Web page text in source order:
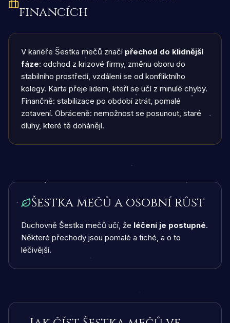
financích
V kariéře Šestka mečů značí přechod do klidnější
fáze: odchod z krizové firmy, změnu oboru do
stabilního prostředí, vzdálení se od konfliktního
kolegy. Karta přeje lidem, kteří se učí z minulé chyby.
Finančně: stabilizace po období ztrát, pomalé
zotavení. Obráceně: nemožnost se posunout, staré
dluhy, které tě dohánějí.
Šestka mečů a osobní růst
Duchovně Šestka mečů učí, že léčení je postupné.
Některé přechody jsou pomalé a tiché, a o to
léčivější.